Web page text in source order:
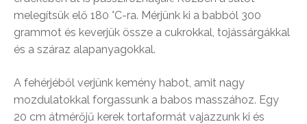
melegítsük elő 180 °C-ra. Mérjünk ki a babból 300
grammot és keverjük össze a cukrokkal, tojássárgákkal
és a száraz alapanyagokkal.
A fehérjéből verjünk kemény habot, amit nagy
mozdulatokkal forgassunk a babos masszához. Egy
20 cm átmérőjű kerek tortaformát vajazzunk ki és